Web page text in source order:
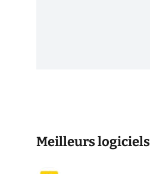
Meilleurs logiciels